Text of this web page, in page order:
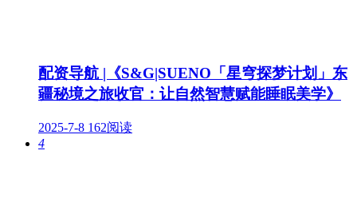
配资导航 |《S&G|SUENO「星穹探梦计划」东
疆秘境之旅收官：让自然智慧赋能睡眠美学》
2025-7-8 162阅读
4